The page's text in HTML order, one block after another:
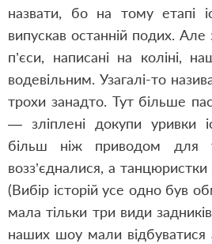
назвати, бо на тому етапі
випускав останній подих.
п’єси, написані на коліні,
водевільним. Узагалі-то
трохи занадто. Тут більше
— зліплені докупи уривки
більш ніж приводом для
возз’єдналися, а танцюристки
(Вибір історій усе одно був
мала тільки три види
наших шоу мали відбуватися